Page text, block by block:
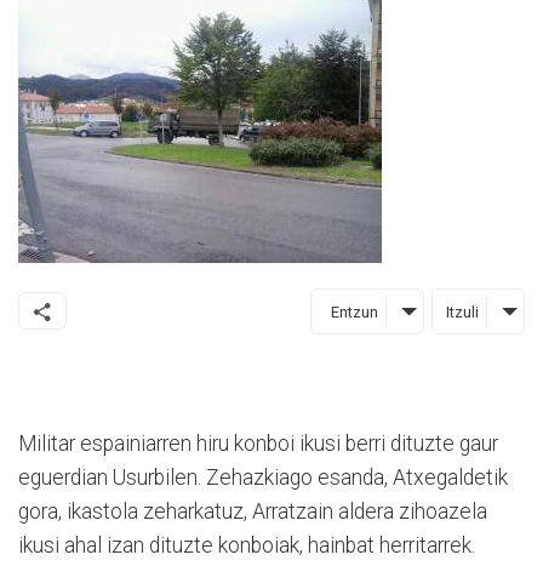
Entzun Itzuli
Militar espainiarren hiru konboi ikusi berri dituzte gaur
eguerdian Usurbilen. Zehazkiago esanda, Atxegaldetik
gora, ikastola zeharkatuz, Arratzain aldera zihoazela
ikusi ahal izan dituzte konboiak, hainbat herritarrek.